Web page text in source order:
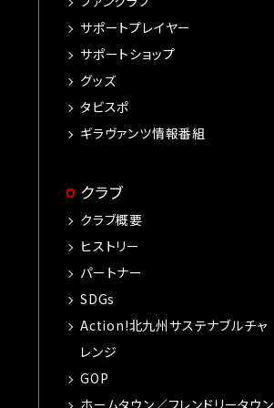
サポートプレイヤー
サポートショップ
グッズ
タビスポ
ギラヴァンツ情報番組
クラブ
クラブ概要
ヒストリー
パートナー
SDGs
Action!北九州サステナブルチャ
レンジ
GOP
ホームタウン／フレンドリータウン